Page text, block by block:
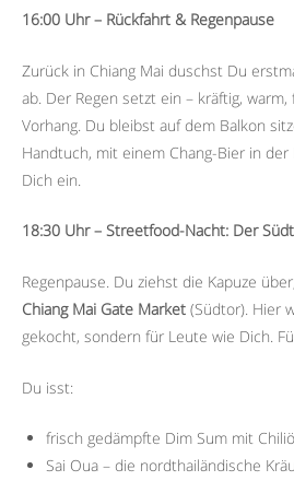
16:00 Uhr – Rückfahrt & Regenpause
Zurück in Chiang Mai duschst Du
ab. Der Regen setzt ein – kräftig,
Vorhang. Du bleibst auf dem Balkon
Handtuch, mit einem Chang-Bier in der
Dich ein.
18:30 Uhr – Streetfood-Nacht: Der
Regenpause. Du ziehst die Kapuze
Chiang Mai Gate Market (Südtor). Hier
gekocht, sondern für Leute wie Dich.
Du isst:
frisch gedämpfte Dim Sum mit
Sai Oua – die nordthailändische